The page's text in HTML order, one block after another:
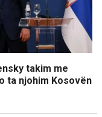
takim me
ta njohim Kosovën